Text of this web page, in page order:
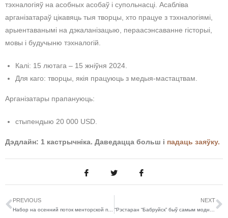
тэхналогіяў на асобных асобаў і супольнасці. Асабліва
арганізатараў цікавяць тыя творцы, хто працуе з тэхналогіямі,
арыентаванымі на дэкаланізацыю, пераасэнсаванне гісторыі,
мовы і будучыню тэхналогій.
Калі: 15 лютага – 15 жніўня 2024.
Для каго: творцы, якія працуюць з медыя-мастацтвам.
Арганізатары прапануюць:
стыпендыю 20 000 USD.
Дэдлайн: 1 кастрычніка. Даведацца больш і падаць заяўку.
PREVIOUS NEXT